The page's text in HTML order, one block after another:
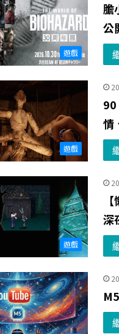
遊戲
膽
公
遊戲
90
情
遊戲
深